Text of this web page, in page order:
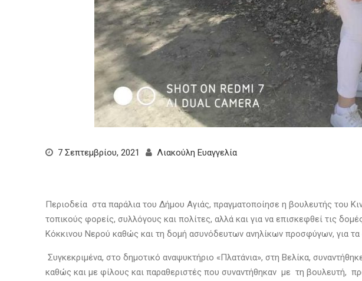
7 Σεπτεμβρίου, 2021 Λιακούλη Ευαγγελία
Περιοδεία στα παράλια του Δήμου Αγιάς, πραγματοποίησε η βουλευτής του
τοπικούς φορείς, συλλόγους και πολίτες, αλλά και για να επισκεφθεί τις
Κόκκινου Νερού καθώς και τη δομή ασυνόδευτων ανηλίκων προσφύγων, για τα
Συγκεκριμένα, στο δημοτικό αναψυκτήριο «Πλατάνια», στη Βελίκα,
καθώς και με φίλους και παραθεριστές που συναντήθηκαν με τη βουλευτή,